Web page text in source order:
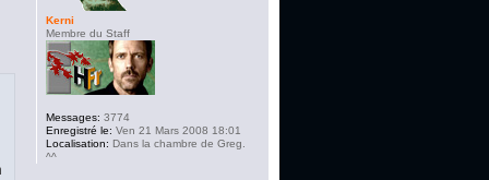
Kerni
Membre du Staff
Messages: 3774
Enregistré le: Ven 21 Mars 2008 18:01
Localisation: Dans la chambre de Greg.
^^